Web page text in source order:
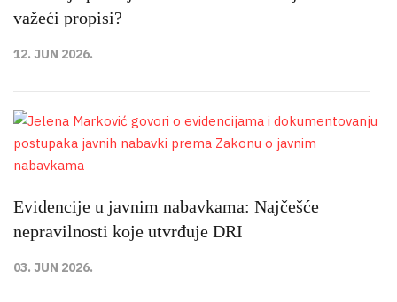
važeći propisi?
12. JUN 2026.
Evidencije u javnim nabavkama: Najčešće
nepravilnosti koje utvrđuje DRI
03. JUN 2026.